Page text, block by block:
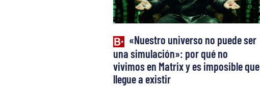
«Nuestro universo no puede ser
una simulación»: por qué no
vivimos en Matrix y es imposible que
llegue a existir